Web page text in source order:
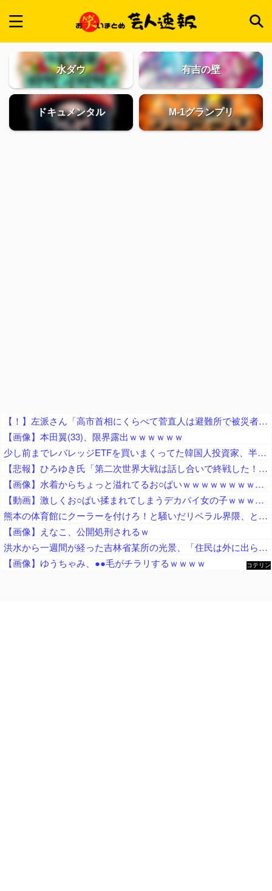
水ダウ 有吉の壁
ドキュメンタル M-1グランプリ
【！】左派さん「高市首相にくらべて菅直人は避難所で被災者に怒鳴られテレビで流され健全！「仕込み」視察じゃない！」
【画像】本田翼(33)、限界露出ｗｗｗｗｗｗ
少し前までレバレッジETFを買いまくってた韓国人投資家、半導体株が下落局面に突入したと判断した途端に……
【悲報】ひろゆき氏「第二次世界大戦は話し合いで終戦した！」発言で大炎上…ネット「原爆投下後の降伏手続だろ」「無条件降伏は話し合い？」ｗｗｗｗｗｗｗｗｗｗｗ
【画像】水着からちょっと溢れてるお○ぱいｗｗｗｗｗｗｗｗｗｗｗ
【動画】激しくお○ぱい揉まれてしまうデカパイ女の子ｗｗｗｗｗｗｗｗ
熊本の体育館にクーラーを付けろ！と騒いだリベラル界隈、とっくの昔に自衛隊が動いていた結果……
【画像】えなこ、公開処刑されるｗ
洪水から一週間が経った吉林省某所の光景、「住民は外に出られないじゃないか」と目撃者を唖然とさせ……
【画像】ゆうちゃみ、●●毛がチラリするｗｗｗｗ
コテリン